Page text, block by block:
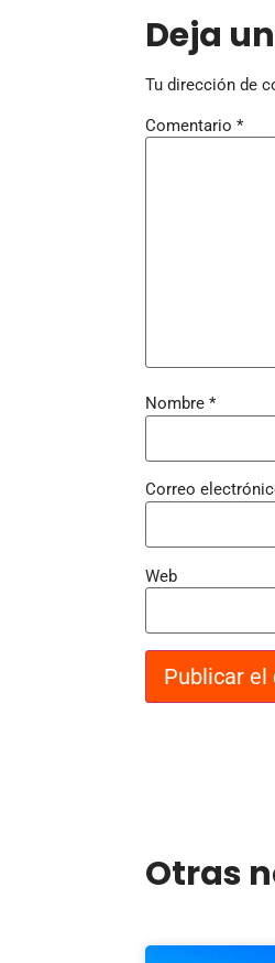
Deja
Tu dirección de
Comentario *
Nombre *
Correo
Web
Otras